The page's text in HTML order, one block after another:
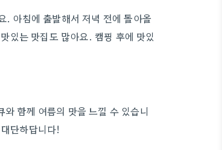
. 아침에 출발해서 저녁 전에 돌아올
있는 맛집도 많아요. 캠핑 후에 맛있
함께 여름의 맛을 느낄 수 있습니
단하답니다!